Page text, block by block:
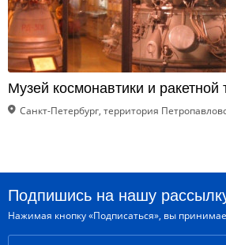
Музей космонавтики и ракетной
Санкт-Петербург, территория
Подпишись на нашу
Нажимая кнопку «Подписаться», вы